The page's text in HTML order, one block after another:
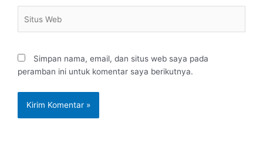
Web
Simpan nama, email, dan situs web saya pada
peramban ini untuk komentar saya berikutnya.